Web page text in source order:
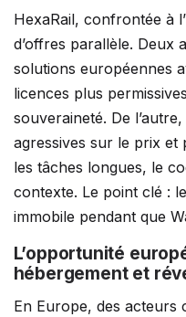
HexaRail, confrontée à
d’offres parallèle. Deux
solutions européennes
licences plus
souveraineté. De
agressives sur le prix et
les tâches longues, le
contexte. Le point clé :
immobile pendant que
L’opportunité
hébergement et
En Europe, des